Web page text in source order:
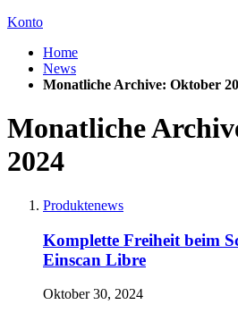
Konto
Home
News
Monatliche Archive: Oktober
Monatliche
2024
Produktenews
Komplette Freiheit beim
Einscan Libre
Oktober 30, 2024